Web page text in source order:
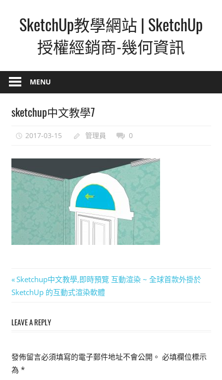
contentSketchUp教學網站 | SketchUp
授權經銷商-幾何資訊
–
最
覺
方
式,
上
3D
軟
MENU
sketchup中文教學7
2017-03-15 管理員 0
文
章
導
Previous
Post:
Sketchup中文教學,即時預覽 互動渲染 ~ 全球首款外掛於
SketchUp 的互動式渲染軟體
LEAVE A REPLY
發佈留言必須填寫的電子郵件地址不會公開。 必填欄位標示
為 *